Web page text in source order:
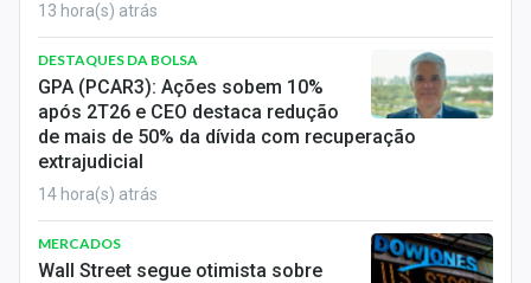
13 hora(s) atrás
DESTAQUES DA BOLSA
GPA (PCAR3): Ações sobem 10%
após 2T26 e CEO destaca redução
de mais de 50% da dívida com recuperação
extrajudicial
14 hora(s) atrás
MERCADOS
Wall Street segue otimista sobre